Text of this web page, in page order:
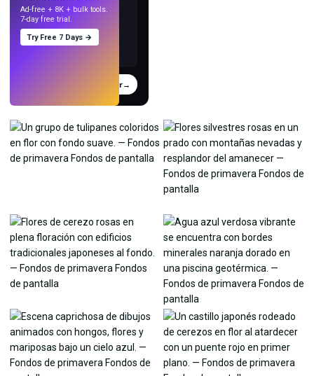
Probar→
Ad-free + 8K + bulk tools.
7-day free trial.
Try Free 7 Days →